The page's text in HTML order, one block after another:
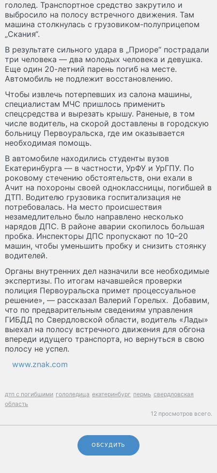
гололед. Транспортное средство закрутило и
выбросило на полосу встречного движения. Там
машина столкнулась с грузовиком-полуприцепом
„Скания“.
В результате сильного удара в „Приоре“ пострадали
три человека — два молодых человека и девушка.
Еще один 20-летний парень погиб на месте.
Автомобиль не подлежит восстановлению.
Чтобы извлечь потерпевших из салона машины,
специалистам МЧС пришлось применить
спецсредства и вырезать крышу. Раненые, в том
числе водитель, на скорой доставлены в городскую
больницу Первоуральска, где им оказывается
необходимая помощь.
В автомобиле находились студенты вузов
Екатеринбурга — в частности, УрФУ и УрГПУ. По
роковому стечению обстоятельств, они ехали в
Ачит на похороны своей одноклассницы, погибшей в
ДТП. Водителю грузовика госпитализация не
потребовалась. На место происшествия
незамедлительно было направлено несколько
нарядов ДПС. В районе аварии скопилось большая
пробка. Инспекторы ДПС пропускают по 10–20
машин, чтобы уменьшить пробку и снизить стоянку
водителей.
Органы внутренних дел назначили все необходимые
экспертизы. По итогам начавшейся проверки
полиция Первоуральска примет процессуальное
решение», — рассказал Валерий Горелых. Добавим,
что по предварительным сведениям управления
ГИБДД по Свердловской области, водитель «Лады»
выехал на полосу встречного движения для обгона
впереди идущего транспорта, но вернуться в свою
полосу не успел.
www.znak.com
дтп с погибшими гололедица екатеринбург пермь свердловская
область
12 просмотров всего.
ОБСУДИТЬ